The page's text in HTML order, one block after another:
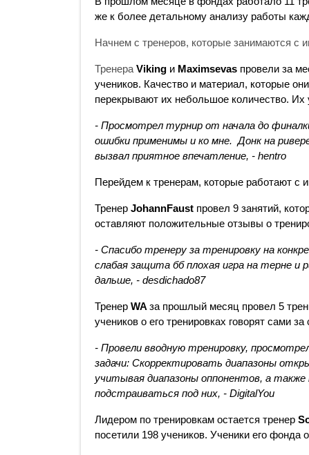
же к более детальному анализу работы
Начнем с тренеров, которые занимаются с
Тренера Viking и Maximsevas провели за
учеников. Качество и материал, которые
перекрывают их небольшое количество. Их
- Просмотрел турнир от начала до
ошибки применимы и ко мне.  Донк на
вызвал приятное впечатление, - hentro
Перейдем к тренерам, которые работают с
Тренер JohannFaust провел 9 занятий,
оставляют положительные отзывы о
- Спасибо тренеру за тренировку на
слабая защита бб плохая игра на терне
дальше, - desdichado87
Тренер WA за прошлый месяц провел 5
учеников о его тренировках говорят сами за
- Провели вводную тренировку,
задачи: Скорректировать диапазоны
учитывая диапазоны оппонентов, а
подстраиваться под них, - DigitalYou
Лидером по тренировкам остается тренер
посетили 198 учеников. Ученики его